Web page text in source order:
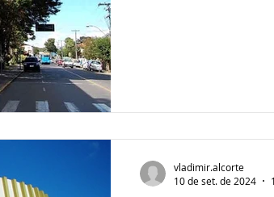
vladimir.alcorte
10 de set. de 2024